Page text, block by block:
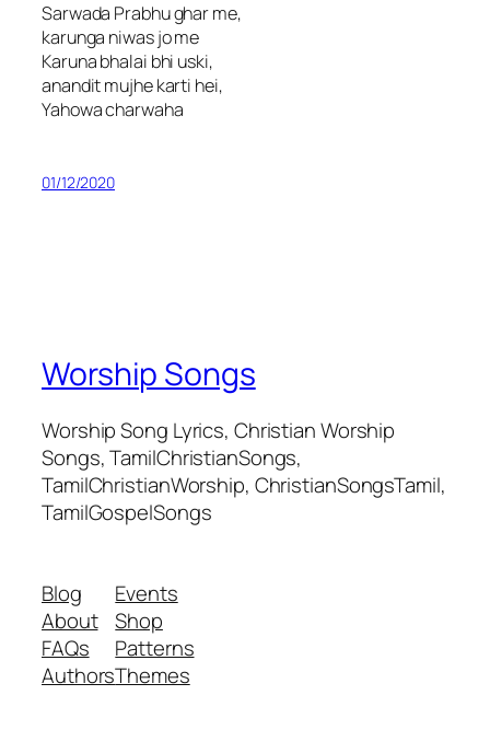
Sarwada Prabhu ghar me,
karunga niwas jo me
Karuna bhalai bhi uski,
anandit mujhe karti hei,
Yahowa charwaha
01/12/2020
Worship Songs
Worship Song Lyrics, Christian Worship
Songs, TamilChristianSongs,
TamilChristianWorship, ChristianSongsTamil,
TamilGospelSongs
Blog
About
FAQs
Authors
Events
Shop
Patterns
Themes